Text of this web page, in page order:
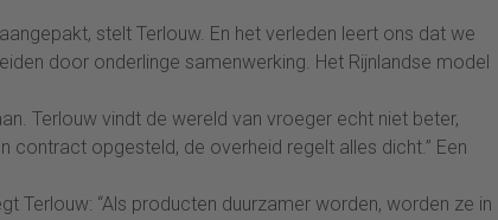
stelt Terlouw. En het verleden leert ons dat we
door onderlinge samenwerking. Het Rijnlandse model
Terlouw vindt de wereld van vroeger echt niet beter,
opgesteld, de overheid regelt alles dicht.” Een
Terlouw: “Als producten duurzamer worden, worden ze in